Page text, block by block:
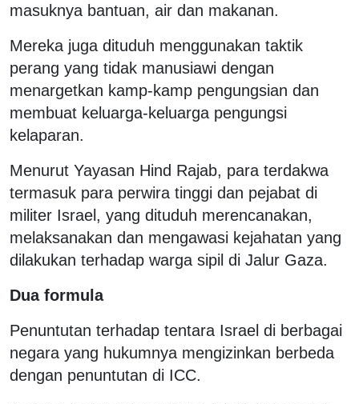
masuknya bantuan, air dan makanan.
Mereka juga dituduh menggunakan taktik
perang yang tidak manusiawi dengan
menargetkan kamp-kamp pengungsian dan
membuat keluarga-keluarga pengungsi
kelaparan.
Menurut Yayasan Hind Rajab, para terdakwa
termasuk para perwira tinggi dan pejabat di
militer Israel, yang dituduh merencanakan,
melaksanakan dan mengawasi kejahatan yang
dilakukan terhadap warga sipil di Jalur Gaza.
Dua formula
Penuntutan terhadap tentara Israel di berbagai
negara yang hukumnya mengizinkan berbeda
dengan penuntutan di ICC.